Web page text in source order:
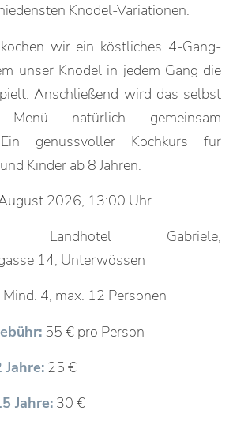
Knödel-Variationen.
wir ein köstliches 4-Gang-
unser Knödel in jedem Gang die
Anschließend wird das selbst
Menü natürlich gemeinsam
genussvoller Kochkurs für
Kinder ab 8 Jahren.
2026, 13:00 Uhr
Gabriele,
14, Unterwössen
Mind. 4, max. 12 Personen
55 € pro Person
25 €
Jahre:30 €